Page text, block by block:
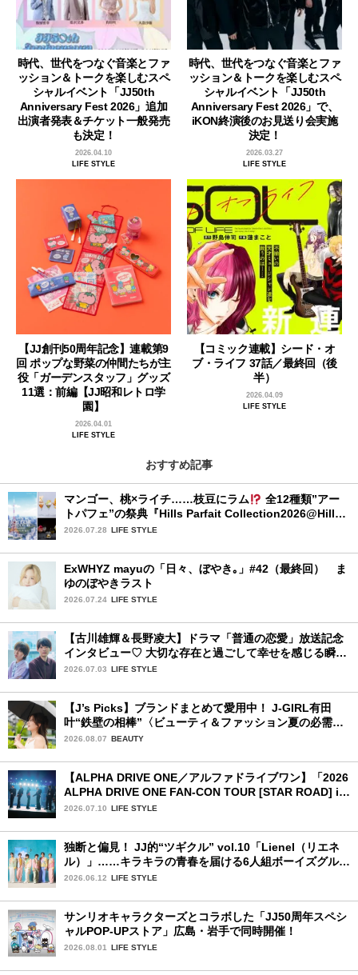
時代、世代をつなぐ音楽とファ
ッション＆トークを楽しむスペ
シャルイベント「JJ50th
Anniversary Fest 2026」追加
出演者発表＆チケット一般発売
も決定！
2026.04.10
LIFE STYLE
時代、世代をつなぐ音楽とファ
ッション＆トークを楽しむスペ
シャルイベント「JJ50th
Anniversary Fest 2026」で、
iKON終演後のお見送り会実施
決定！
2026.03.27
LIFE STYLE
【JJ創刊50周年記念】連載第9
回 ポップな野菜の仲間たちが主
役「ガーデンスタッフ」グッズ
11選：前編【JJ昭和レトロ学
園】
2026.04.01
LIFE STYLE
【コミック連載】シード・オ
ブ・ライフ 37話／最終回（後
半）
2026.04.09
LIFE STYLE
おすすめ記事
マンゴー、桃×ライチ……枝豆にラム
全12種類”アー
トパフェ”の祭典『Hills Parfait Collection2026@Hills
House』
2026.07.28 LIFE STYLE
ExWHYZ mayuの「日々、ぼやき｡」#42（最終回） ま
ゆのぼやきラスト
2026.07.24 LIFE STYLE
【古川雄輝＆長野凌大】ドラマ「普通の恋愛」放送記念
インタビュー♡ 大切な存在と過ごして幸せを感じる瞬間
は？
2026.07.03 LIFE STYLE
【J’s Picks】ブランドまとめて愛用中！ J-GIRL有田
叶“鉄壁の相棒”〈ビューティ＆ファッション夏の必需
品〉
2026.08.07 BEAUTY
【ALPHA DRIVE ONE／アルファドライブワン】「2026
ALPHA DRIVE ONE FAN-CON TOUR [STAR ROAD] in
YOKOHAMA」1日目詳細レポ【前編】
2026.07.10 LIFE STYLE
独断と偏見！ JJ的“ツギクル” vol.10「Lienel（リエネ
ル）」……キラキラの青春を届ける6人組ボーイズグルー
プ
2026.06.12 LIFE STYLE
サンリオキャラクターズとコラボした「JJ50周年スペシ
ャルPOP-UPストア」広島・岩手で同時開催！
2026.08.01 LIFE STYLE